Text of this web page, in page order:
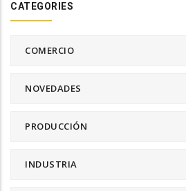
CATEGORIES
COMERCIO
NOVEDADES
PRODUCCIÓN
INDUSTRIA